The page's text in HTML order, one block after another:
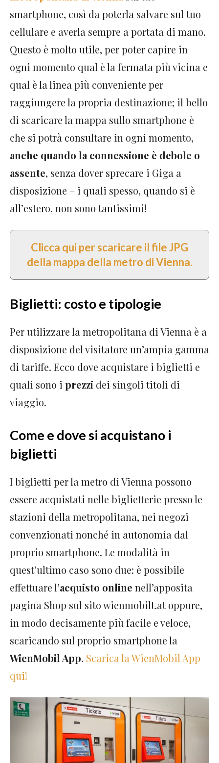
smartphone, così da poterla salvare sul tuo
cellulare e averla sempre a portata di mano.
Questo è molto utile, per poter capire in
ogni momento qual è la fermata più vicina e
qual è la linea più conveniente per
raggiungere la propria destinazione; il bello
di scaricare la mappa sullo smartphone è
che si potrà consultare in ogni momento,
anche quando la connessione è debole o
assente, senza dover sprecare i Giga a
disposizione – i quali spesso, quando si è
all’estero, non sono tantissimi!
Clicca qui per scaricare il file JPG
della mappa della metro di Vienna.
Biglietti: costo e tipologie
Per utilizzare la metropolitana di Vienna è a
disposizione del visitatore un’ampia gamma
di tariffe. Ecco dove acquistare i biglietti e
quali sono i prezzi dei singoli titoli di
viaggio.
Come e dove si acquistano i
biglietti
I biglietti per la metro di Vienna possono
essere acquistati nelle biglietterie presso le
stazioni della metropolitana, nei negozi
convenzionati nonché in autonomia dal
proprio smartphone. Le modalità in
quest’ultimo caso sono due: è possibile
effettuare l’acquisto online nell’apposita
pagina Shop sul sito wienmobilt.at oppure,
in modo decisamente più facile e veloce,
scaricando sul proprio smartphone la
WienMobil App. Scarica la WienMobil App
qui!